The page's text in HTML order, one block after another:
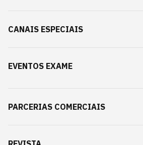
CANAIS ESPECIAIS
EVENTOS EXAME
PARCERIAS COMERCIAIS